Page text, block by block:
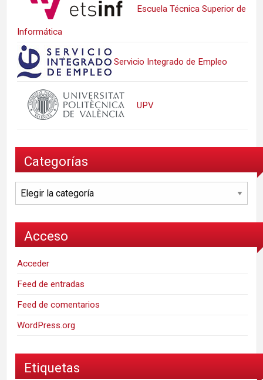
Escuela Técnica Superior de
Informática
Servicio Integrado de Empleo
UPV
Categorías
Categorías
Acceso
Acceder
Feed de entradas
Feed de comentarios
WordPress.org
Etiquetas